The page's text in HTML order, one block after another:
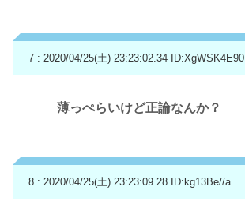
7 : 2020/04/25(土) 23:23:02.34 ID:XgWSK4E90
薄っぺらいけど正論なんか？
8 : 2020/04/25(土) 23:23:09.28 ID:kg13Be//a